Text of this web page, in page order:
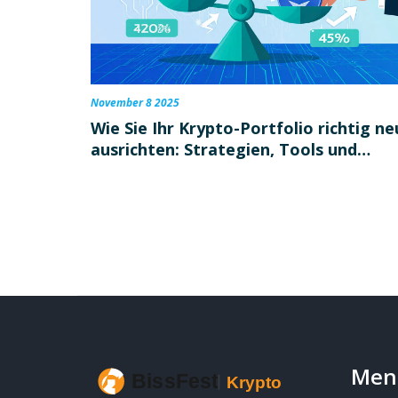
November 8 2025
Wie Sie Ihr Krypto-Portfolio richtig
ausrichten: Strategien, Tools und